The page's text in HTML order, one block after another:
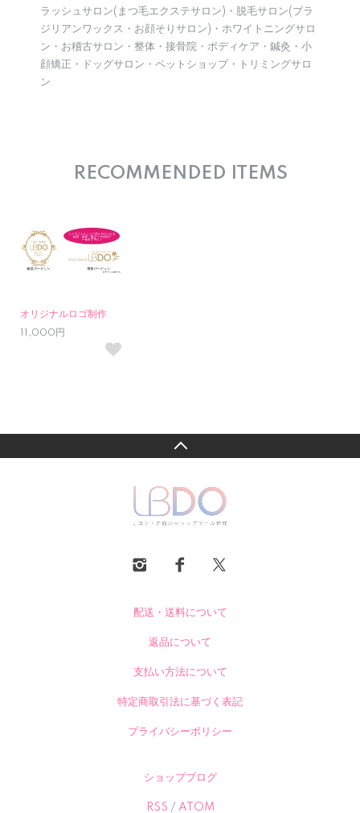
ラッシュサロン(まつ毛エクステサロン)・脱毛サロン(ブラ
ジリアンワックス・お顔そりサロン)・ホワイトニングサロ
ン・お稽古サロン・整体・接骨院・ボディケア・鍼灸・小
顔矯正・ドッグサロン・ペットショップ・トリミングサロ
ン
RECOMMENDED ITEMS
オリジナルロゴ制作
11,000円
配送・送料について
返品について
支払い方法について
特定商取引法に基づく表記
プライバシーポリシー
ショップブログ
RSS / ATOM